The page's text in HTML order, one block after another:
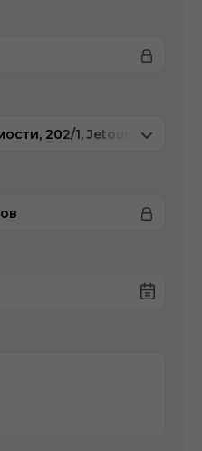
202/1, Jetour Атлант-